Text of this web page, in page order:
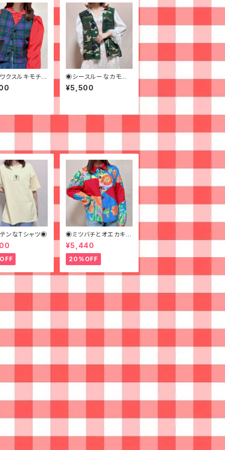
クスルキモチの
ベスト◉古着
◉シースルーなカモフラ
ージュフィッシングベス
ト◉ 古着
¥5,500
ンなTシャツ◉
◉ミツバチとオエカキス
ルカラフルペイントなジ
ャケット◉
¥5,440
20%OFF